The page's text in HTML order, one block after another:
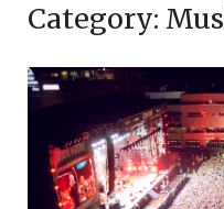
Category: